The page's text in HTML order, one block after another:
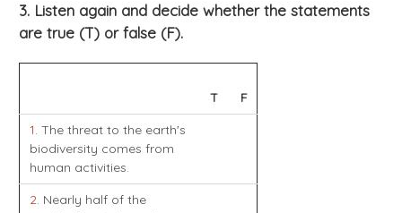
3. Listen again and decide whether the statements
are true (T) or false (F).
T
F
1. The threat to the earth's
biodiversity comes from
human activities.
2. Nearly half of the